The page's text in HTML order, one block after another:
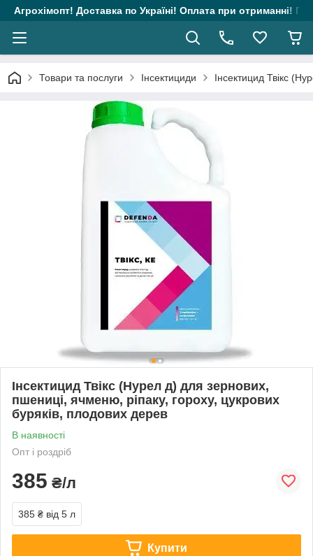
Агрохімопт! Доставка по Україні! Оплата при отриманні!
Товари та послуги Інсектициди Інсектицид Твікс
Інсектицид Твікс (Нурел д) для зернових,
пшениці, ячменю, ріпаку, гороху, цукрових
буряків, плодових дерев
В наявності
Опт і роздріб
385 ₴/л
385 ₴ від 5 л
Купити